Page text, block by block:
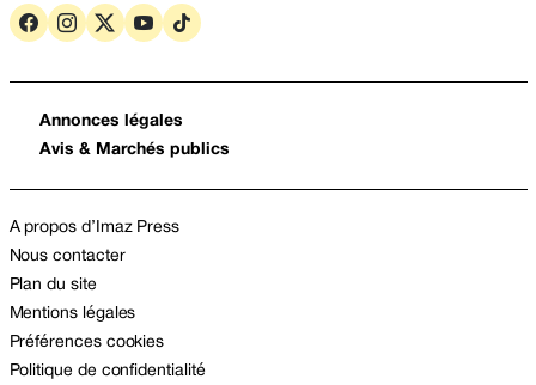
Annonces légales
Avis & Marchés publics
A propos d’Imaz Press
Nous contacter
Plan du site
Mentions légales
Préférences cookies
Politique de confidentialité